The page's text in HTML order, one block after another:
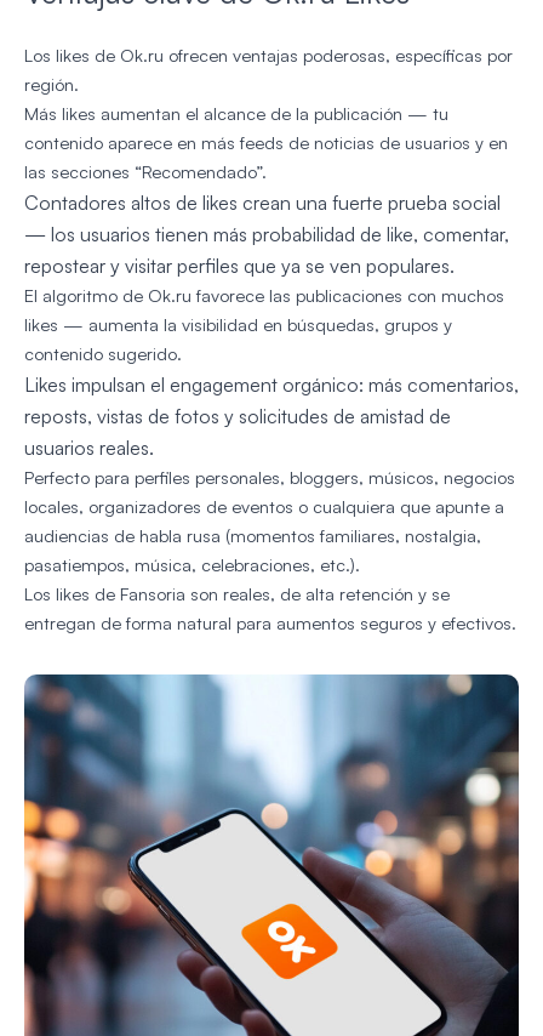
Los likes de Ok.ru ofrecen ventajas poderosas, específicas por
región.
Más likes aumentan el alcance de la publicación — tu
contenido aparece en más feeds de noticias de usuarios y en
las secciones “Recomendado”.
Contadores altos de likes crean una fuerte prueba social
— los usuarios tienen más probabilidad de like, comentar,
repostear y visitar perfiles que ya se ven populares.
El algoritmo de Ok.ru favorece las publicaciones con muchos
likes — aumenta la visibilidad en búsquedas, grupos y
contenido sugerido.
Likes impulsan el engagement orgánico: más comentarios,
reposts, vistas de fotos y solicitudes de amistad de
usuarios reales.
Perfecto para perfiles personales, bloggers, músicos, negocios
locales, organizadores de eventos o cualquiera que apunte a
audiencias de habla rusa (momentos familiares, nostalgia,
pasatiempos, música, celebraciones, etc.).
Los likes de Fansoria son reales, de alta retención y se
entregan de forma natural para aumentos seguros y efectivos.